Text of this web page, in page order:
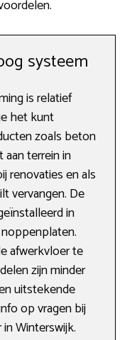
systeem
is relatief
het kunt
zoals beton
terrein in
renovaties en als
vervangen. De
in
afwerkvloer te
zijn minder
uitstekende
op vragen bij
Winterswijk.